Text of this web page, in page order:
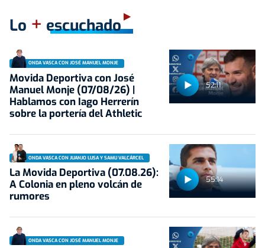
Lo + escuchado
52:11
ONDA VASCA CON JOSÉ MANUEL MONJE
Movida Deportiva con José
Manuel Monje (07/08/26) |
Hablamos con Iago Herrerín
sobre la portería del Athletic
55:14
ONDA VASCA CON JUANJO LUSA Y SAMU VALCÁRCEL
La Movida Deportiva (07.08.26):
A Colonia en pleno volcán de
rumores
ONDA VASCA CON JOSÉ MANUEL MONJE